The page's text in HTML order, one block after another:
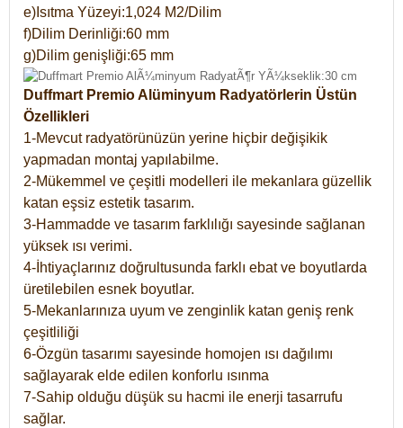
e)Isıtma Yüzeyi:1,024 M2/Dilim
f)Dilim Derinliği:60 mm
g)Dilim genişliği:65 mm
Duffmart Premio Alüminyum Radyatörlerin Üstün
Özellikleri
1-Mevcut radyatörünüzün yerine hiçbir değişikik
yapmadan montaj yapılabilme.
2-Mükemmel ve çeşitli modelleri ile mekanlara güzellik
katan eşsiz estetik tasarım.
3-Hammadde ve tasarım farklılığı sayesinde sağlanan
yüksek ısı verimi.
4-İhtiyaçlarınız doğrultusunda farklı ebat ve boyutlarda
üretilebilen esnek boyutlar.
5-Mekanlarınıza uyum ve zenginlik katan geniş renk
çeşitliliği
6-Özgün tasarımı sayesinde homojen ısı dağılımı
sağlayarak elde edilen konforlu ısınma
7-Sahip olduğu düşük su hacmi ile enerji tasarrufu
sağlar.